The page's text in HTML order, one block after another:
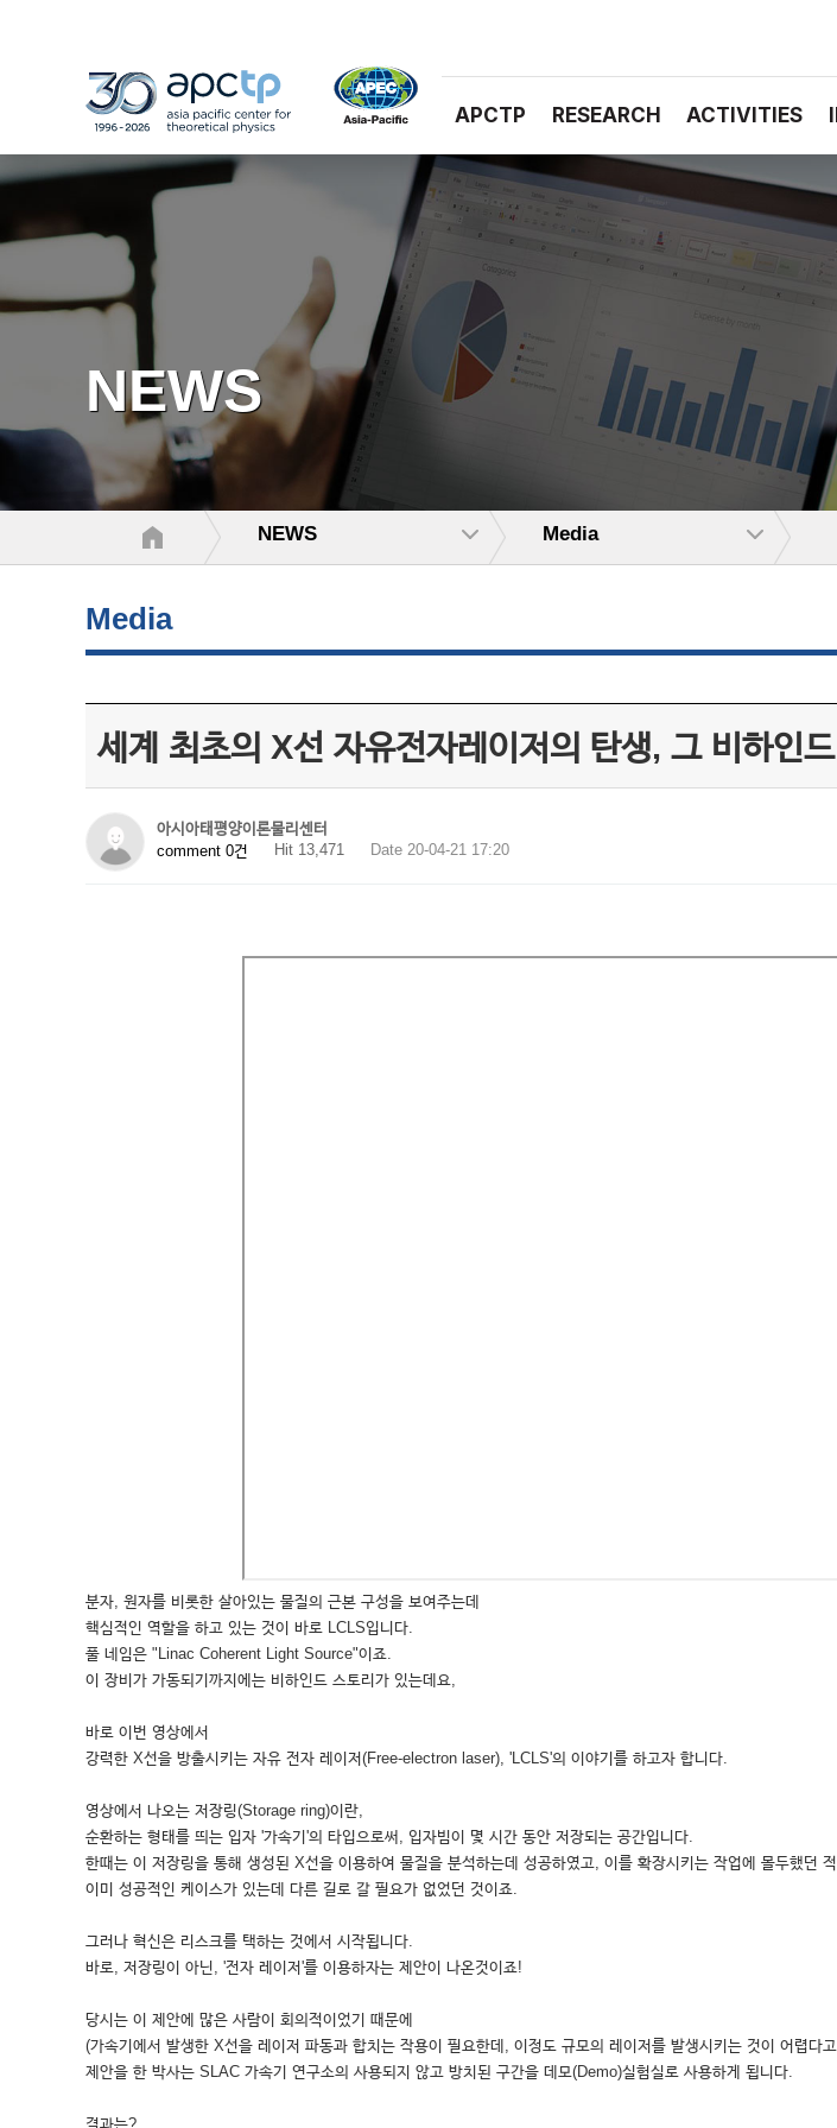
APCTP RESEARCH ACTIVITIES
NEWS
NEWS Media
Media
세계 최초의 X선 자유전자레이저의 탄생, 그 비하인
아시아태평양이론물리센터
comment 0건
Hit 13,471 Date 20-04-21 17:20
분자, 원자를 비롯한 살아있는 물질의 근본 구성을 보여주는데
핵심적인 역할을 하고 있는 것이 바로 LCLS입니다.
풀 네임은 "Linac Coherent Light Source"이죠.
이 장비가 가동되기까지에는 비하인드 스토리가 있는데요,
바로 이번 영상에서
강력한 X선을 방출시키는 자유 전자 레이저(Free-electron laser), 'LCLS'의 이야기를 하고자 합니다.
영상에서 나오는 저장링(Storage ring)이란,
순환하는 형태를 띄는 입자 '가속기'의 타입으로써, 입자빔이 몇 시간 동안 저장되는 공간입니다.
한때는 이 저장링을 통해 생성된 X선을 이용하여 물질을 분석하는데 성공하였고, 이를 확장시키는 작업에 몰두했던
이미 성공적인 케이스가 있는데 다른 길로 갈 필요가 없었던 것이죠.
그러나 혁신은 리스크를 택하는 것에서 시작됩니다.
바로, 저장링이 아닌, '전자 레이저'를 이용하자는 제안이 나온것이죠!
당시는 이 제안에 많은 사람이 회의적이었기 때문에
(가속기에서 발생한 X선을 레이저 파동과 합치는 작용이 필요한데, 이정도 규모의 레이저를 발생시키는 것이 어렵다
제안을 한 박사는 SLAC 가속기 연구소의 사용되지 않고 방치된 구간을 데모(Demo)실험실로 사용하게 됩니다.
결과는?